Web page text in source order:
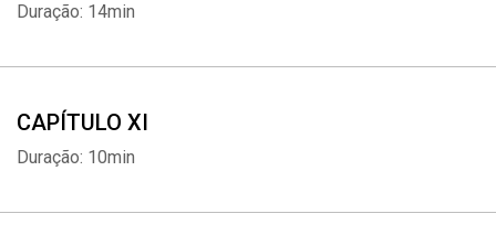
Duração: 14min
CAPÍTULO XI
Duração: 10min